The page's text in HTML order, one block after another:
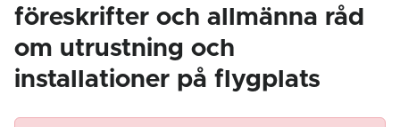
föreskrifter och allmänna råd
om utrustning och
installationer på flygplats